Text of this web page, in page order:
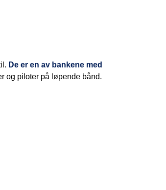
De er en av bankene med
og piloter på løpende bånd.